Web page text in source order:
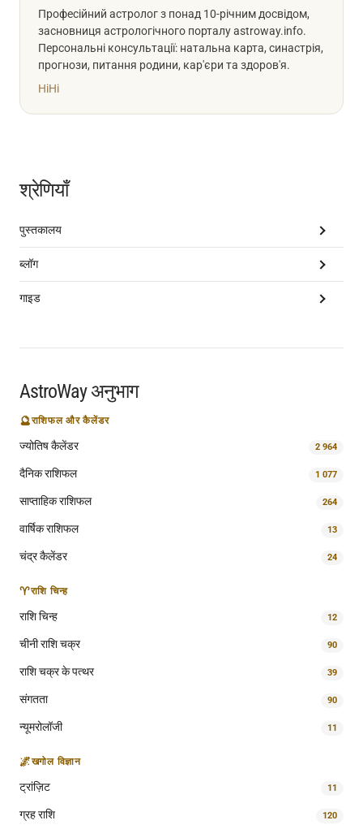
Професійний астролог з понад 10-річним досвідом,
засновниця астрологічного порталу astroway.info.
Персональні консультації: натальна карта, синастрія,
прогнози, питання родини, кар'єри та здоров'я.
HiHi
श्रेणियाँ
पुस्तकालय
ब्लॉग
गाइड
AstroWay अनुभाग
🔮राशिफल और कैलेंडर
ज्योतिष कैलेंडर 2 964
दैनिक राशिफल 1 077
साप्ताहिक राशिफल 264
वार्षिक राशिफल 13
चंद्र कैलेंडर 24
♈राशि चिन्ह
राशि चिन्ह 12
चीनी राशि चक्र 90
राशि चक्र के पत्थर 39
संगतता 90
न्यूमरोलॉजी 11
🌌खगोल विज्ञान
ट्रांज़िट 11
ग्रह राशि 120